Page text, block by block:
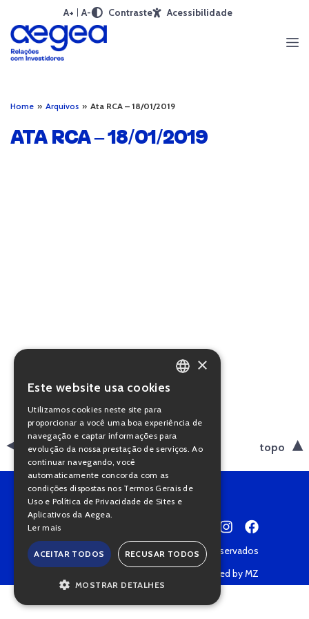
A+ A- Contraste Acessibilidade
Home » Arquivos » Ata RCA – 18/01/2019
ATA RCA – 18/01/2019
voltar topo
Copyright © 2022 • Todos os direitos reservados
Powered by MZ
PORTUGUESE
×
Este website usa cookies
Utilizamos cookies neste site para
proporcionar a você uma boa experiência de
navegação e captar informações para
evolução da nossa prestação de serviços. Ao
continuar navegando, você
automaticamente concorda com as
condições dispostas nos Termos Gerais de
Uso e Política de Privacidade de Sites e
Aplicativos da Aegea.
Ler mais
ACEITAR TODOS RECUSAR TODOS
MOSTRAR DETALHES